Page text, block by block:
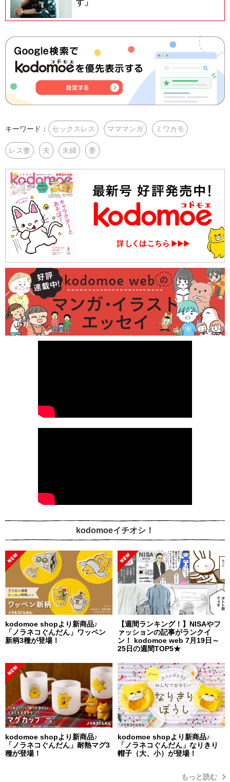
す」
キーワード： セックスレス マママンガ ミワカモ
レス妻 夫 夫婦 妻
kodomoeイチオシ！
kodomoe shopより新商品♪
「ノラネコぐんだん」ワッペン
新柄3種が登場！
【週間ランキング！】NISAやフ
ァッションの記事がランクイ
ン！ kodomoe web 7月19日～
25日の週間TOP5★
kodomoe shopより新商品♪
「ノラネコぐんだん」耐熱マグ3
種が登場！
kodomoe shopより新商品♪
「ノラネコぐんだん」なりきり
帽子（大、小）が登場！
もっと読む